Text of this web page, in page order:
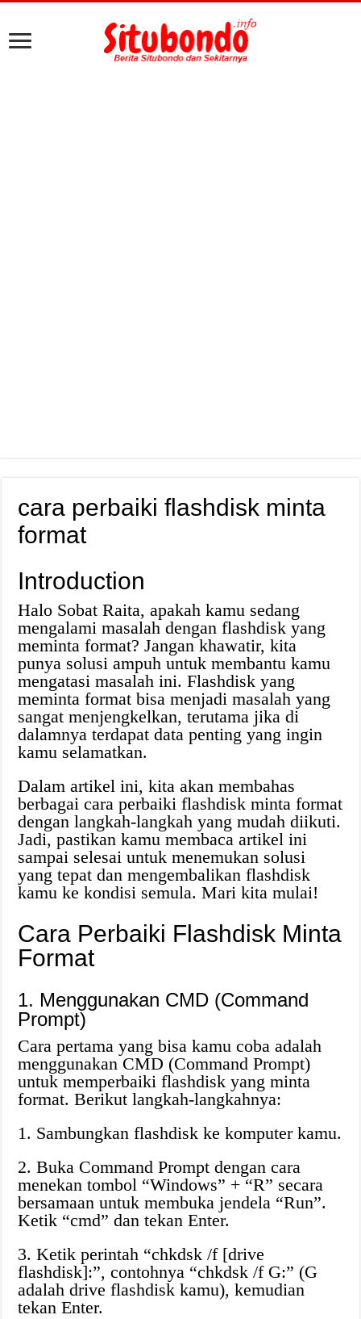
cara perbaiki flashdisk minta
format
Introduction
Halo Sobat Raita, apakah kamu sedang
mengalami masalah dengan flashdisk yang
meminta format? Jangan khawatir, kita
punya solusi ampuh untuk membantu kamu
mengatasi masalah ini. Flashdisk yang
meminta format bisa menjadi masalah yang
sangat menjengkelkan, terutama jika di
dalamnya terdapat data penting yang ingin
kamu selamatkan.
Dalam artikel ini, kita akan membahas
berbagai cara perbaiki flashdisk minta format
dengan langkah-langkah yang mudah diikuti.
Jadi, pastikan kamu membaca artikel ini
sampai selesai untuk menemukan solusi
yang tepat dan mengembalikan flashdisk
kamu ke kondisi semula. Mari kita mulai!
Cara Perbaiki Flashdisk Minta
Format
1. Menggunakan CMD (Command
Prompt)
Cara pertama yang bisa kamu coba adalah
menggunakan CMD (Command Prompt)
untuk memperbaiki flashdisk yang minta
format. Berikut langkah-langkahnya:
1. Sambungkan flashdisk ke komputer kamu.
2. Buka Command Prompt dengan cara
menekan tombol “Windows” + “R” secara
bersamaan untuk membuka jendela “Run”.
Ketik “cmd” dan tekan Enter.
3. Ketik perintah “chkdsk /f [drive
flashdisk]:”, contohnya “chkdsk /f G:” (G
adalah drive flashdisk kamu), kemudian
tekan Enter.